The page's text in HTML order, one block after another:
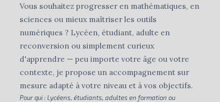
Vous souhaitez progresser en mathématiques, en
sciences ou mieux maîtriser les outils
numériques ? Lycéen, étudiant, adulte en
reconversion ou simplement curieux
d'apprendre — peu importe votre âge ou votre
contexte, je propose un accompagnement sur
mesure adapté à votre niveau et à vos objectifs.
Pour qui :Lycéens, étudiants, adultes en formation ou